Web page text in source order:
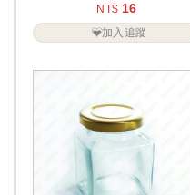
NT$ 16
加入追蹤